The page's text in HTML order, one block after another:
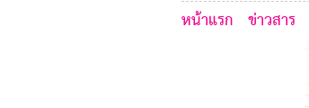
หน้าแรก ข่าวสาร